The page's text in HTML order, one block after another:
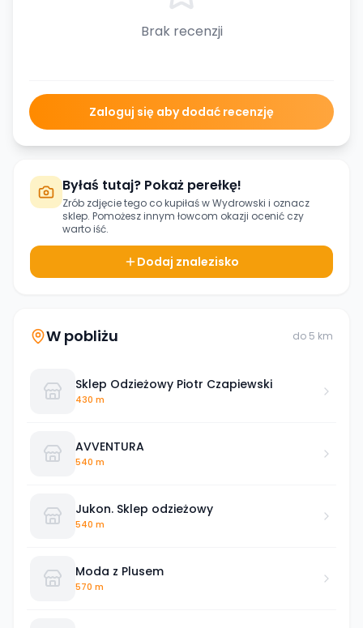
Brak recenzji
Zaloguj się aby dodać recenzję
Byłaś tutaj? Pokaż perełkę!
Zrób zdjęcie tego co kupiłaś wWydrowski i oznacz
sklep. Pomożesz innym łowcom okazji ocenić czy
warto iść.
Dodaj znalezisko
W pobliżu do 5 km
Sklep Odzieżowy Piotr Czapiewski
430 m
AVVENTURA
540 m
Jukon. Sklep odzieżowy
540 m
Moda z Plusem
570 m